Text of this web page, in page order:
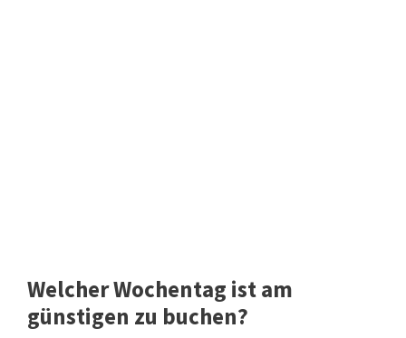
Welcher Wochentag ist am
günstigen zu buchen?